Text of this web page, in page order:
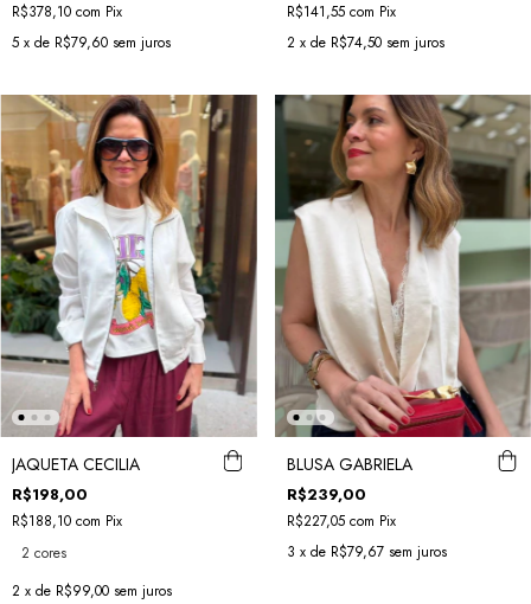
R$378,10 com Pix
5 x de R$79,60 sem juros
R$141,55 com Pix
2 x de R$74,50 sem juros
JAQUETA CECILIA
R$198,00
R$188,10 com Pix
2 cores
2 x de R$99,00 sem juros
BLUSA GABRIELA
R$239,00
R$227,05 com Pix
3 x de R$79,67 sem juros